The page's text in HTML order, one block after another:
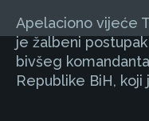
Apelaciono vijeće
je žalbeni
bivšeg
Republike BiH, koji